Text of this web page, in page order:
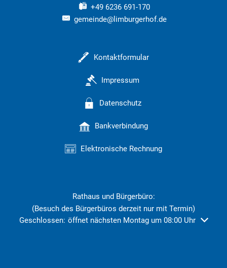
+49 6236 691-170
gemeinde@limburgerhof.de
Kontaktformular
Impressum
Datenschutz
Bankverbindung
Elektronische Rechnung
Rathaus und Bürgerbüro:
(Besuch des Bürgerbüros derzeit nur mit Termin)
Klicken, um weitere Öffnungs- oder Schließzeiten
Geschlossen: öffnet nächsten Montag um 08:00 Uhr